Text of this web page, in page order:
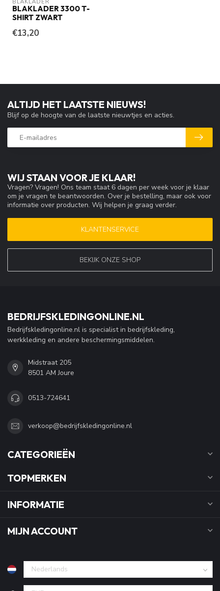
BLAKLADER
BLAKLADER 3300 T-
SHIRT ZWART
€13,20
WIJ STAAN VOOR JE KLAAR!
Vragen? Vragen! Ons team staat 6 dagen per week voor je klaar
om je vragen te beantwoorden. Over je bestelling, maar ook voor
informatie over producten. Wij helpen je graag verder.
KLANTENSERVICE
BEKIJK ONZE SHOP
ALTIJD HET LAATSTE NIEUWS!
Blijf op de hoogte van de laatste nieuwtjes en acties.
BEDRIJFSKLEDINGONLINE.NL
Bedrijfskledingonline.nl is specialist in bedrijfskleding,
werkkleding en andere beschermingsmiddelen.
Midstraat 205
8501 AM Joure
0513-724641
verkoop@bedrijfskledingonline.nl
CATEGORIEËN
TOPMERKEN
INFORMATIE
MIJN ACCOUNT